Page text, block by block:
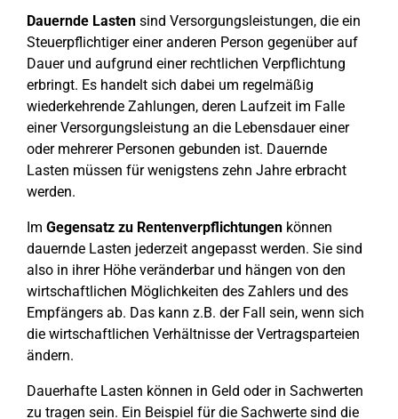
Dauernde Lasten sind Versorgungsleistungen, die ein
Steuerpflichtiger einer anderen Person gegenüber auf
Dauer und aufgrund einer rechtlichen Verpflichtung
erbringt. Es handelt sich dabei um regelmäßig
wiederkehrende Zahlungen, deren Laufzeit im Falle
einer Versorgungsleistung an die Lebensdauer einer
oder mehrerer Personen gebunden ist. Dauernde
Lasten müssen für wenigstens zehn Jahre erbracht
werden.
Im Gegensatz zu Rentenverpflichtungen können
dauernde Lasten jederzeit angepasst werden. Sie sind
also in ihrer Höhe veränderbar und hängen von den
wirtschaftlichen Möglichkeiten des Zahlers und des
Empfängers ab. Das kann z.B. der Fall sein, wenn sich
die wirtschaftlichen Verhältnisse der Vertragsparteien
ändern.
Dauerhafte Lasten können in Geld oder in Sachwerten
zu tragen sein. Ein Beispiel für die Sachwerte sind die